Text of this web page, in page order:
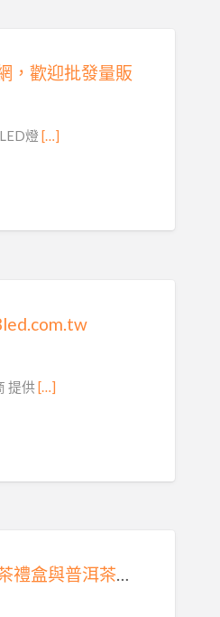
，歡迎批發量販
燈 […]
提供[…]
普洱茶生餅、普洱茶熟餅、潽洱茶禮盒與普洱茶磚批發